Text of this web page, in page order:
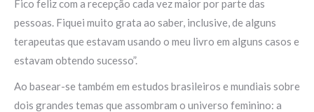
Fico feliz com a recepção cada vez maior por parte das
pessoas. Fiquei muito grata ao saber, inclusive, de alguns
terapeutas que estavam usando o meu livro em alguns casos e
estavam obtendo sucesso”.
Ao basear-se também em estudos brasileiros e mundiais sobre
dois grandes temas que assombram o universo feminino: a